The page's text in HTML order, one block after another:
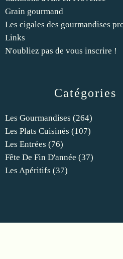
Catégories
Les Gourmandises (264)
Les Plats Cuisinés (107)
Les Entrées (76)
Fête De Fin D'année (37)
Les Apéritifs (37)
Grain gourmand
Les cigales des gourmandises
Links
N'oubliez pas de vous inscrire !